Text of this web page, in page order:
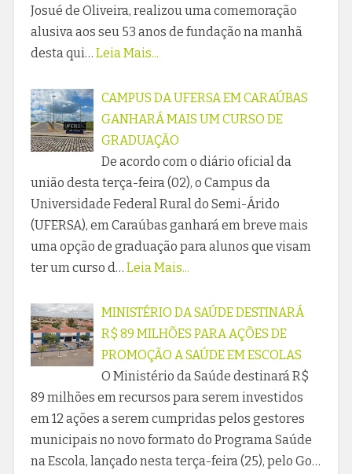
Josué de Oliveira, realizou uma comemoração
alusiva aos seu 53 anos de fundação na manhã
desta qui… Leia Mais...
CAMPUS DA UFERSA EM CARAÚBAS
GANHARÁ MAIS UM CURSO DE
GRADUAÇÃO
De acordo com o diário oficial da
união desta terça-feira (02), o Campus da
Universidade Federal Rural do Semi-Árido
(UFERSA), em Caraúbas ganhará em breve mais
uma opção de graduação para alunos que visam
ter um curso d… Leia Mais...
MINISTÉRIO DA SAÚDE DESTINARÁ
R$ 89 MILHÕES PARA AÇÕES DE
PROMOÇÃO A SAÚDE EM ESCOLAS
O Ministério da Saúde destinará R$
89 milhões em recursos para serem investidos
em 12 ações a serem cumpridas pelos gestores
municipais no novo formato do Programa Saúde
na Escola, lançado nesta terça-feira (25), pelo Go…